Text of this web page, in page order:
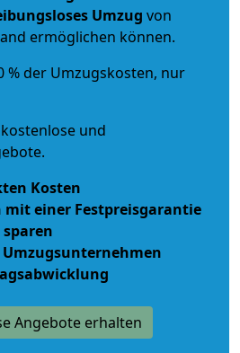
Umzug von
ermöglichen können.
% der Umzugskosten, nur
und
Kosten
mit einer Festpreisgarantie
sparen
Angebote erhalten